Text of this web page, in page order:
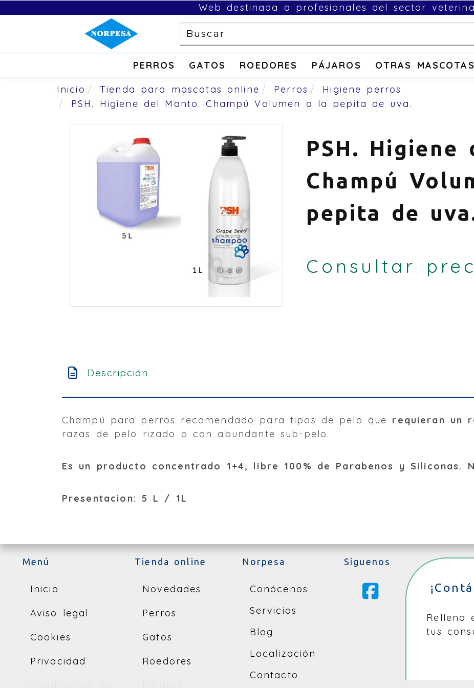
Web destinada a profesionales del sector
PERROS GATOS ROEDORES PÁJAROS OTRAS MASCOTAS
Inicio Tienda para mascotas online Perros
Higiene perros
PSH. Higiene del Manto. Champú Volumen a la pepita de uva.
PSH. Higiene
Champú
pepita de
Consultar
Descripción
Champú para perros recomendado para tipos de pelo que requieran un
razas de pelo rizado o con abundante sub-­pelo.
Es un producto concentrado 1+4, libre 100% de Parabenos y Siliconas.
Presentacion: 5 L / 1L
Menú
Inicio
Aviso legal
Cookies
Privacidad
Tienda online
Novedades
Perros
Gatos
Roedores
Norpesa
Conócenos
Servicios
Blog
Localización
Contacto
Síguenos
Rellena
tus